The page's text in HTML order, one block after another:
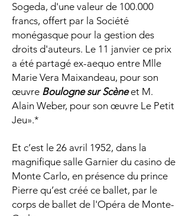
Sogeda, d'une valeur de 100.000
francs, offert par la Société
monégasque pour la gestion des
droits d'auteurs. Le 11 janvier ce prix
a été partagé ex-aequo entre Mlle
Marie Vera Maixandeau, pour son
œuvre Boulogne sur Scèneet M.
Alain Weber, pour son œuvre Le Petit
Jeu».*
Et c’est le 26 avril 1952, dans la
magnifique salle Garnier du casino de
Monte Carlo, en présence du prince
Pierre qu’est créé ce ballet, par le
corps de ballet de l'Opéra de Monte-